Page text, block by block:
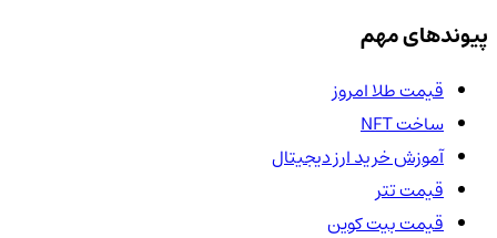
پیوندهای مهم
قیمت طلا امروز
ساخت NFT
آموزش خرید ارز دیجیتال
قیمت تتر
قیمت بیت کوین